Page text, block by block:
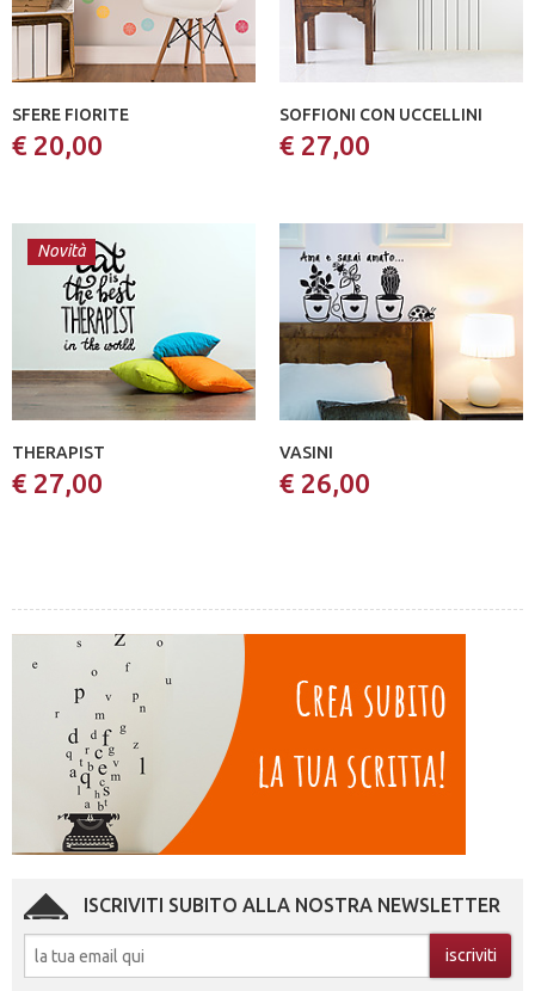
SFERE FIORITE
€ 20,00
SOFFIONI CON UCCELLINI
€ 27,00
Novità
THERAPIST
€ 27,00
VASINI
€ 26,00
ISCRIVITI SUBITO ALLA NOSTRA NEWSLETTER